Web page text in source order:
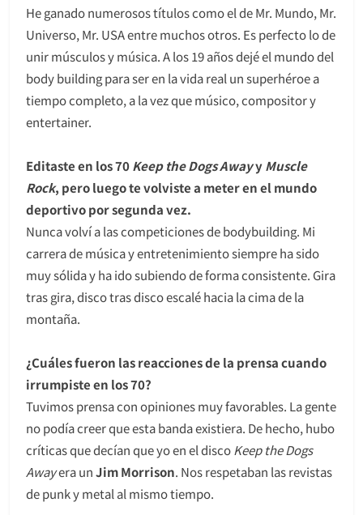
He ganado numerosos títulos como el de Mr. Mundo, Mr.
Universo, Mr. USA entre muchos otros. Es perfecto lo de
unir músculos y música. A los 19 años dejé el mundo del
body building para ser en la vida real un superhéroe a
tiempo completo, a la vez que músico, compositor y
entertainer.
Editaste en los 70Keep the Dogs AwayyMuscle
Rock, pero luego te volviste a meter en el mundo
deportivo por segunda vez.
Nunca volví a las competiciones de bodybuilding. Mi
carrera de música y entretenimiento siempre ha sido
muy sólida y ha ido subiendo de forma consistente. Gira
tras gira, disco tras disco escalé hacia la cima de la
montaña.
¿Cuáles fueron las reacciones de la prensa cuando
irrumpiste en los 70?
Tuvimos prensa con opiniones muy favorables. La gente
no podía creer que esta banda existiera. De hecho, hubo
críticas que decían que yo en el disco Keep the Dogs
Awayera unJim Morrison. Nos respetaban las revistas
de punk y metal al mismo tiempo.